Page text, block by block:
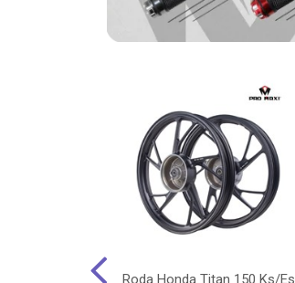
Roda Honda Titan 150 Ks/Es